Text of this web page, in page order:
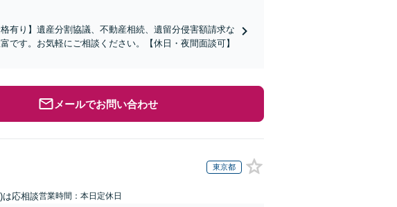
有り】遺産分割協議、不動産相続、遺留分侵害額請求な
です。お気軽にご相談ください。【休日・夜間面談可】
メールでお問い合わせ
東京都
は応相談営業時間：本日定休日